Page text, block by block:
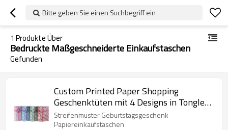
Bitte geben Sie einen Suchbegriff ein
1 Produkte Über
Bedruckte Maßgeschneiderte Einkaufstaschen
Gefunden
Custom Printed Paper Shopping
Geschenktüten mit 4 Designs in Tongle
Verpackung sortiert
Streifenmuster Geburtstagsgeschenk
Papiereinkaufstaschen